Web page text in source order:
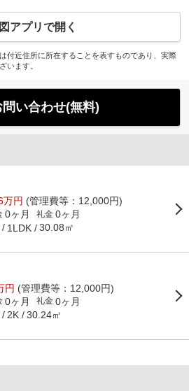
アプリで開く
付近住所に所在することを表すものであり、実際
います。
問い合わせ(無料)
万円 (管理費等：12,000円)
0ヶ月 礼金 0ヶ月
1LDK 30.08㎡
円 (管理費等：12,000円)
0ヶ月 礼金 0ヶ月
2K 30.24㎡